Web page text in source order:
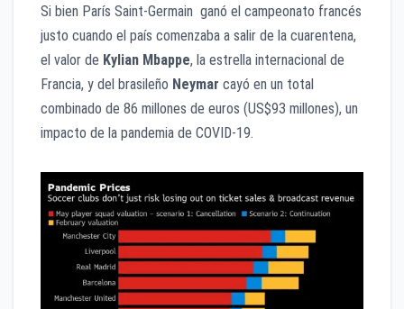
Si bien París Saint-Germain ganó el campeonato francés
justo cuando el país comenzaba a salir de la cuarentena,
el valor de Kylian Mbappe, la estrella internacional de
Francia, y del brasileño Neymar cayó en un total
combinado de 86 millones de euros (US$93 millones), un
impacto de la pandemia de COVID-19.